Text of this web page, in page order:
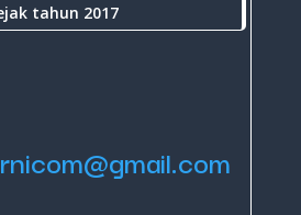
tahun 2017